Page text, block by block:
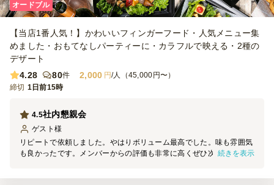
オードブル
【当店1番人気！】かわいいフィンガーフード・人気メニュー集
めました・おもてなしパーティーに・カラフルで映える・2種の
デザート
4.28
80件 2,000 円/人（45,000円〜）
締切 1日前15時
社内懇親会
4.5
ゲスト 様
リピートで依頼しました。やはりボリューム最高でした。味も雰囲気
も良かったです。メンバーからの評価も非常に高くぜひ次回も依頼し
続きを表示